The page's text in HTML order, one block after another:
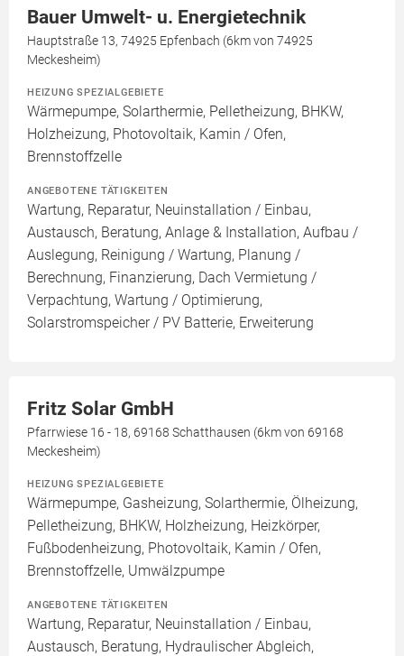
Bauer Umwelt- u. Energietechnik
Hauptstraße 13, 74925 Epfenbach (6km von 74925
Meckesheim)
HEIZUNG SPEZIALGEBIETE
Wärmepumpe, Solarthermie, Pelletheizung, BHKW,
Holzheizung, Photovoltaik, Kamin / Ofen,
Brennstoffzelle
ANGEBOTENE TÄTIGKEITEN
Wartung, Reparatur, Neuinstallation / Einbau,
Austausch, Beratung, Anlage & Installation, Aufbau /
Auslegung, Reinigung / Wartung, Planung /
Berechnung, Finanzierung, Dach Vermietung /
Verpachtung, Wartung / Optimierung,
Solarstromspeicher / PV Batterie, Erweiterung
Fritz Solar GmbH
Pfarrwiese 16 - 18, 69168 Schatthausen (6km von 69168
Meckesheim)
HEIZUNG SPEZIALGEBIETE
Wärmepumpe, Gasheizung, Solarthermie, Ölheizung,
Pelletheizung, BHKW, Holzheizung, Heizkörper,
Fußbodenheizung, Photovoltaik, Kamin / Ofen,
Brennstoffzelle, Umwälzpumpe
ANGEBOTENE TÄTIGKEITEN
Wartung, Reparatur, Neuinstallation / Einbau,
Austausch, Beratung, Hydraulischer Abgleich,